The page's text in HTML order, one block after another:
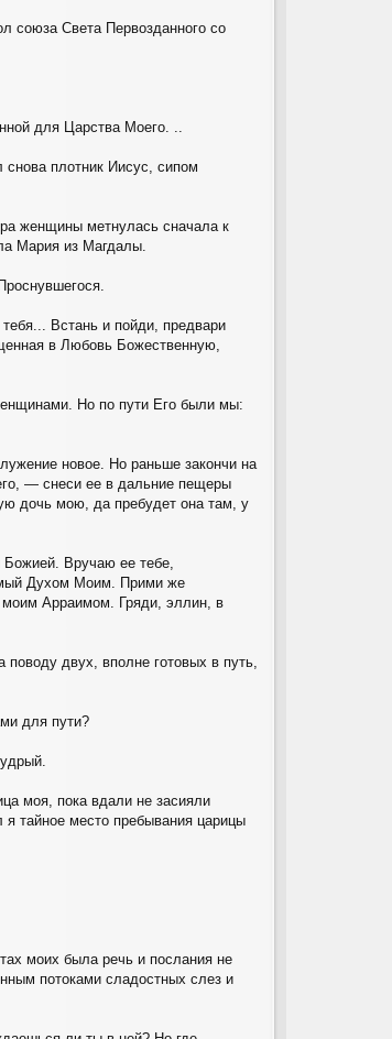
союза Света Первозданного со
для Царства Моего. ..
плотник Иисус, сипом
женщины метнулась сначала к
Мария из Магдалы.
Встань и пойди, предвари
в Любовь Божественную,
Но по пути Его были мы:
новое. Но раньше закончи на
— снеси ее в дальние пещеры
дочь мою, да пребудет она там, у
Вручаю ее тебе,
Духом Моим. Прими же
моим Арраимом. Гряди, эллин, в
двух, вполне готовых в путь,
для пути?
моя, пока вдали не засияли
тайное место пребывания царицы
моих была речь и послания не
потоками сладостных слез и